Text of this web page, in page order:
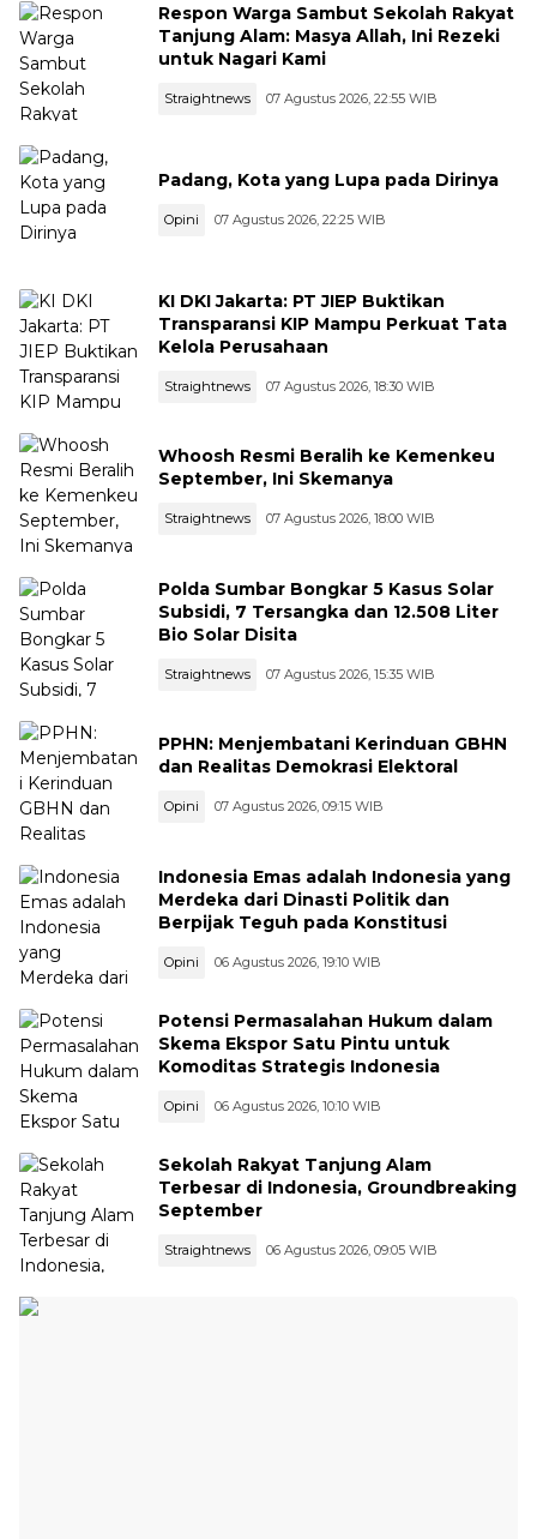
Respon Warga Sambut Sekolah Rakyat
Tanjung Alam: Masya Allah, Ini Rezeki
untuk Nagari Kami
Straightnews 07 Agustus 2026, 22:55 WIB
Padang, Kota yang Lupa pada Dirinya
Opini 07 Agustus 2026, 22:25 WIB
KI DKI Jakarta: PT JIEP Buktikan
Transparansi KIP Mampu Perkuat Tata
Kelola Perusahaan
Straightnews 07 Agustus 2026, 18:30 WIB
Whoosh Resmi Beralih ke Kemenkeu
September, Ini Skemanya
Straightnews 07 Agustus 2026, 18:00 WIB
Polda Sumbar Bongkar 5 Kasus Solar
Subsidi, 7 Tersangka dan 12.508 Liter
Bio Solar Disita
Straightnews 07 Agustus 2026, 15:35 WIB
PPHN: Menjembatani Kerinduan GBHN
dan Realitas Demokrasi Elektoral
Opini 07 Agustus 2026, 09:15 WIB
Indonesia Emas adalah Indonesia yang
Merdeka dari Dinasti Politik dan
Berpijak Teguh pada Konstitusi
Opini 06 Agustus 2026, 19:10 WIB
Potensi Permasalahan Hukum dalam
Skema Ekspor Satu Pintu untuk
Komoditas Strategis Indonesia
Opini 06 Agustus 2026, 10:10 WIB
Sekolah Rakyat Tanjung Alam
Terbesar di Indonesia, Groundbreaking
September
Straightnews 06 Agustus 2026, 09:05 WIB